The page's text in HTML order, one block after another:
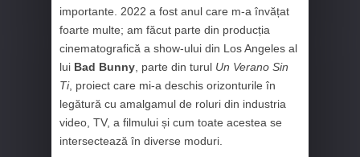
importante. 2022 a fost anul care m-a învățat
foarte multe; am făcut parte din producția
cinematografică a show-ului din Los Angeles al
lui Bad Bunny , parte din turul Un Verano Sin
Ti, proiect care mi-a deschis orizonturile în
legătură cu amalgamul de roluri din industria
video, TV, a filmului și cum toate acestea se
intersectează în diverse moduri.